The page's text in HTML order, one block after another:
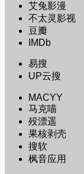
艾兔影漫
不太灵影视
豆瓣
IMDb
易搜
UP云搜
MACYY
马克喵
殁漂遥
果核剥壳
搜软
枫音应用